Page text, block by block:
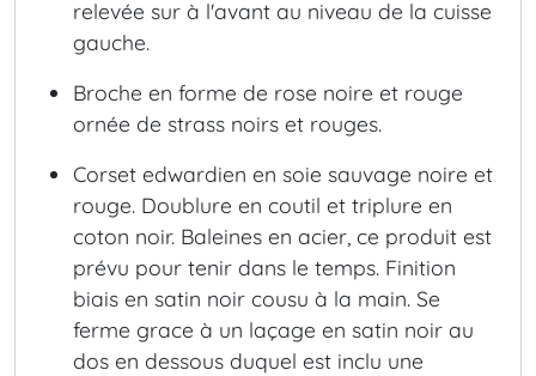
relevée sur à l'avant au niveau de la cuisse
gauche.
Broche en forme de rose noire et rouge
ornée de strass noirs et rouges.
Corset edwardien en soie sauvage noire et
rouge. Doublure en coutil et triplure en
coton noir. Baleines en acier, ce produit est
prévu pour tenir dans le temps. Finition
biais en satin noir cousu à la main. Se
ferme grace à un laçage en satin noir au
dos en dessous duquel est inclu une